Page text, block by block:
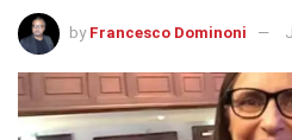
by Francesco Dominoni